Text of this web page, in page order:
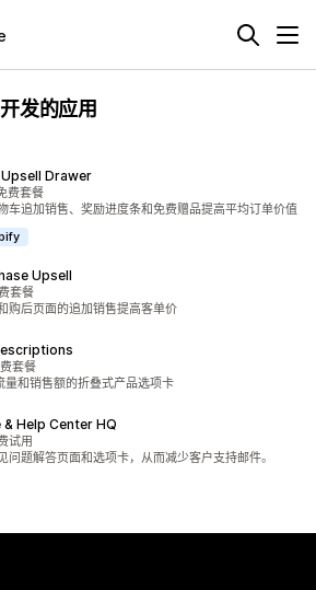
发的应用
Drawer
费套餐
车追加销售、奖励进度条和免费赠品提高平均订单价值
Upsell
套餐
购后页面的追加销售提高客单价
套餐
量和销售额的折叠式产品选项卡
& Help Center HQ
试用
问题解答页面和选项卡，从而减少客户支持邮件。